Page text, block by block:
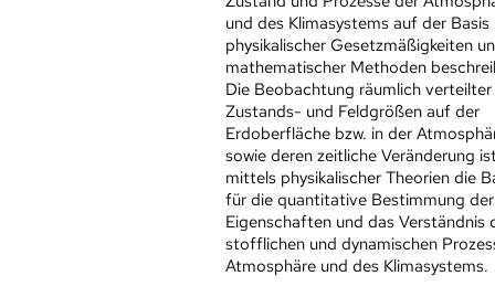
und des Klimasystems auf der Basis
physikalischer Gesetzmäßigkeiten
mathematischer Methoden
Die Beobachtung räumlich verteilter
Zustands- und Feldgrößen auf der
Erdoberfläche bzw. in der
sowie deren zeitliche Veränderung
mittels physikalischer Theorien die
für die quantitative Bestimmung der
Eigenschaften und das Verständnis
stofflichen und dynamischen
Atmosphäre und des Klimasystems.